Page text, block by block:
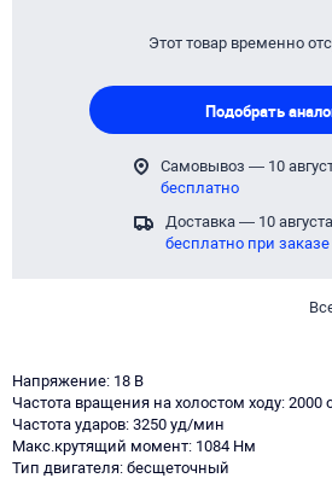
Этот товар временно
Подобрать
Самовывоз — 10
бесплатно
Доставка — 10 августа
бесплатно при заказе
Напряжение: 18 В
Частота вращения на холостом ходу: 2000
Частота ударов: 3250 уд/мин
Макс.крутящий момент: 1084 Нм
Тип двигателя: бесщеточный